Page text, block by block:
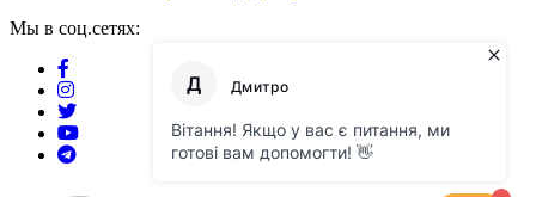
Мы в соц.сетях: